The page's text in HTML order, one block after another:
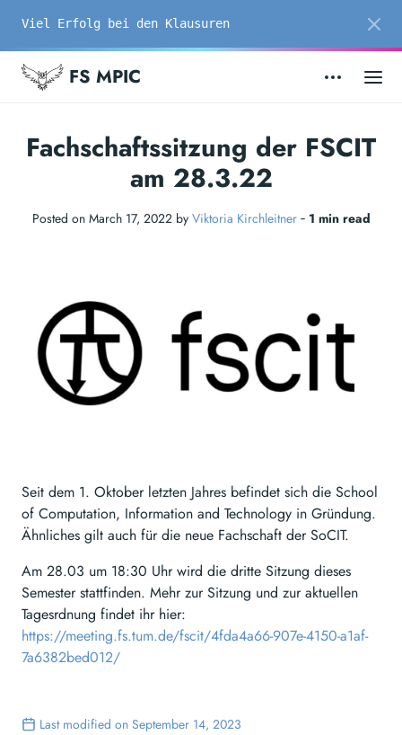
Viel Erfolg bei den Klausuren
FS MPIC
Fachschaftssitzung der FSCIT
am 28.3.22
Posted on March 17, 2022 by Viktoria Kirchleitner‐ 1 min read
Seit dem 1. Oktober letzten Jahres befindet sich die School
of Computation, Information and Technology in Gründung.
Ähnliches gilt auch für die neue Fachschaft der SoCIT.
Am 28.03 um 18:30 Uhr wird die dritte Sitzung dieses
Semester stattfinden. Mehr zur Sitzung und zur aktuellen
Tagesrdnung findet ihr hier:
https://meeting.fs.tum.de/fscit/4fda4a66-907e-4150-a1af-
7a6382bed012/
Last modified on September 14, 2023